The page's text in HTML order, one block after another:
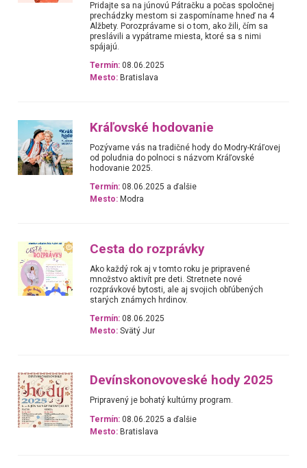
Pridajte sa na júnovú Pátračku a počas spoločnej
prechádzky mestom si zaspomíname hneď na 4
Alžbety. Porozprávame si o tom, ako žili, čím sa
preslávili a vypátrame miesta, ktoré sa s nimi
spájajú.
Termín: 08.06.2025
Mesto: Bratislava
Kráľovské hodovanie
Pozývame vás na tradičné hody do Modry-Kráľovej
od poludnia do polnoci s názvom Kráľovské
hodovanie 2025.
Termín: 08.06.2025 a ďalšie
Mesto: Modra
Cesta do rozprávky
Ako každý rok aj v tomto roku je pripravené
množstvo aktivít pre deti. Stretnete nové
rozprávkové bytosti, ale aj svojich obľúbených
starých známych hrdinov.
Termín: 08.06.2025
Mesto: Svätý Jur
Devínskonovoveské hody 2025
Pripravený je bohatý kultúrny program.
Termín: 08.06.2025 a ďalšie
Mesto: Bratislava